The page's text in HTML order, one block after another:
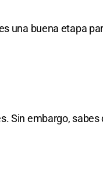
una buena etapa
Sin embargo,